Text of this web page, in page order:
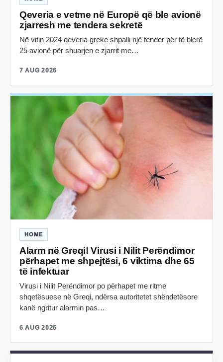
Qeveria e vetme në Europë që ble avionë
zjarresh me tendera sekretë
Në vitin 2024 qeveria greke shpalli një tender për të blerë
25 avionë për shuarjen e zjarrit me…
7 AUG 2026
HOME
Alarm në Greqi! Virusi i Nilit Perëndimor
përhapet me shpejtësi, 6 viktima dhe 65
të infektuar
Virusi i Nilit Perëndimor po përhapet me ritme
shqetësuese në Greqi, ndërsa autoritetet shëndetësore
kanë ngritur alarmin pas…
6 AUG 2026